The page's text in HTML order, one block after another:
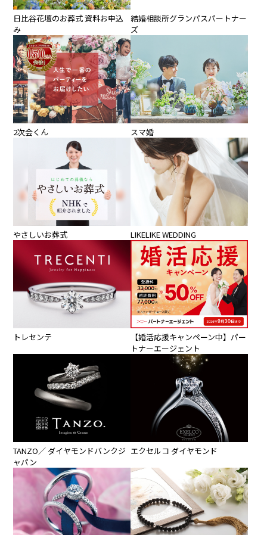
日比谷花壇のお葬式 資料お申込
み
結婚相談所グランパスパートナー
ズ
2次会くん スマ婚
やさしいお葬式 LIKELIKE WEDDING
トレセンテ
【婚活応援キャンペーン中】パー
トナーエージェント
TANZO／ ダイヤモンドバンクジ
ャパン
エクセルコ ダイヤモンド